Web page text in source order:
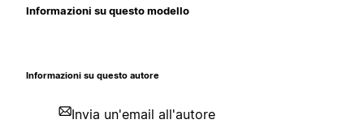
Informazioni su questo modello
Informazioni su questo autore
Invia un'email all'autore